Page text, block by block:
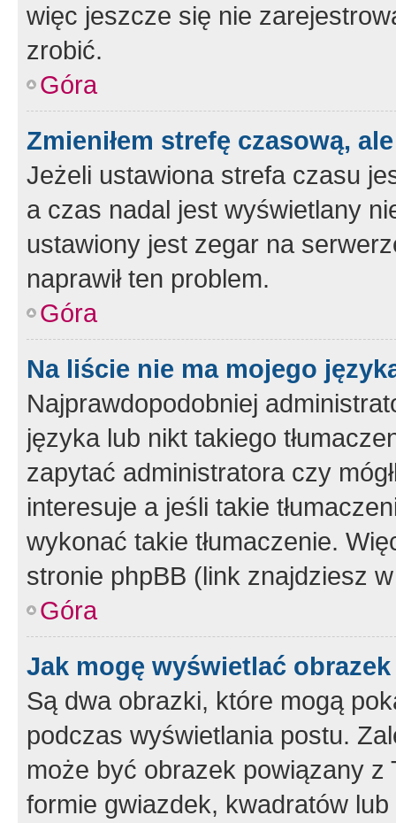
więc jeszcze się nie
zrobić.
Góra
Zmieniłem strefę czasową,
Jeżeli ustawiona strefa czasu
a czas nadal jest wyświetlany
ustawiony jest zegar na
naprawił ten problem.
Góra
Na liście nie ma mojego
Najprawdopodobniej
języka lub nikt takiego
zapytać administratora czy
interesuje a jeśli takie
wykonać takie tłumaczenie.
stronie phpBB (link znajdziesz
Góra
Jak mogę wyświetlać
Są dwa obrazki, które mogą
podczas wyświetlania postu.
może być obrazek powiązany z
formie gwiazdek, kwadratów